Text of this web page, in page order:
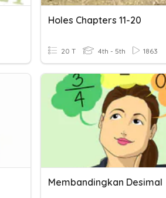
Holes Chapters 11-20
20 T 4th - 5th 1863
Membandingkan Desimal